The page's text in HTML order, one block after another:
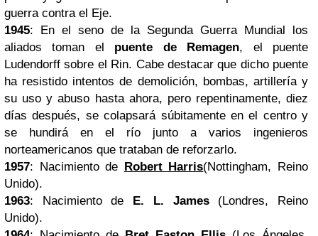
guerra contra el Eje.
1945: En el seno de la Segunda Guerra Mundial los
aliados toman el puente de Remagen, el puente
Ludendorff sobre el Rin. Cabe destacar que dicho puente
ha resistido intentos de demolición, bombas, artillería y
su uso y abuso hasta ahora, pero repentinamente, diez
días después, se colapsará súbitamente en el centro y
se hundirá en el río junto a varios ingenieros
norteamericanos que trataban de reforzarlo.
1957: Nacimiento de Robert Harris(Nottingham, Reino
Unido).
1963: Nacimiento de E. L. James
(Londres, Reino
Unido).